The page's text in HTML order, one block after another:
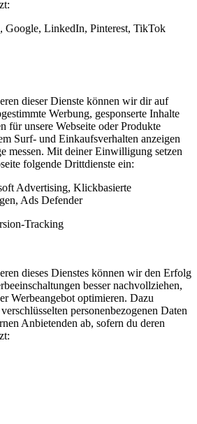
Google, LinkedIn, Pinterest, TikTok
dieser Dienste können wir dir auf
Werbung, gesponserte Inhalte
für unsere Webseite oder Produkte
Surf- und Einkaufsverhalten anzeigen
messen. Mit deiner Einwilligung setzen
folgende Drittdienste ein:
Advertising, Klickbasierte
Ads Defender
Tracking
dieses Dienstes können wir den Erfolg
besser nachvollziehen,
Werbeangebot optimieren. Dazu
personenbezogenen Daten
Anbietenden ab, sofern du deren